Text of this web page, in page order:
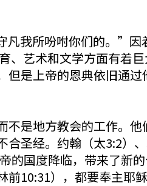
我所吩咐你们的。”因
、艺术和文学方面有着
是上帝的恩典依旧通过
不是地方教会的工作。
圣经。约翰（太3:2）
的国度降临，带来了新
10:31），都要奉主耶